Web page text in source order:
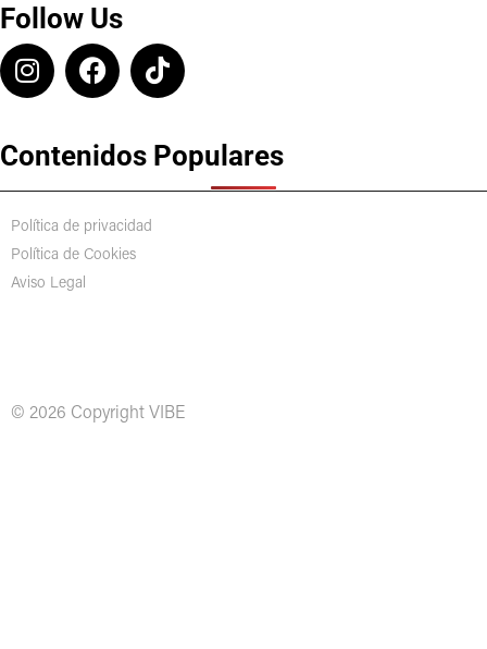
Follow Us
Contenidos Populares
Política de privacidad
Política de Cookies
Aviso Legal
© 2026 Copyright VIBE